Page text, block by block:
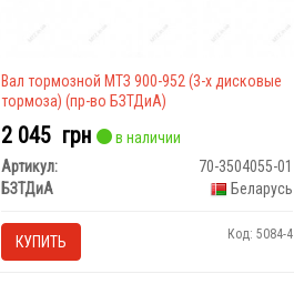
Вал тормозной МТЗ 900-952 (3-х дисковые
тормоза) (пр-во БЗТДиА)
2 045 грн
в наличии
Артикул:
70-3504055-01
БЗТДиА
Беларусь
КУПИТЬ Код: 5084-4